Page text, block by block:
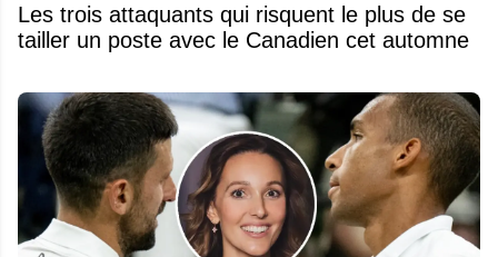
Les trois attaquants qui risquent le plus de se
tailler un poste avec le Canadien cet automne